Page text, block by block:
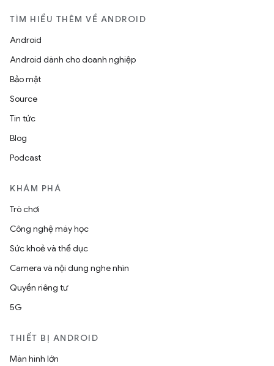
TÌM HIỂU THÊM VỀ ANDROID
Android
Android dành cho doanh nghiệp
Bảo mật
Source
Tin tức
Blog
Podcast
KHÁM PHÁ
Trò chơi
Công nghệ máy học
Sức khoẻ và thể dục
Camera và nội dung nghe nhìn
Quyền riêng tư
5G
THIẾT BỊ ANDROID
Màn hình lớn